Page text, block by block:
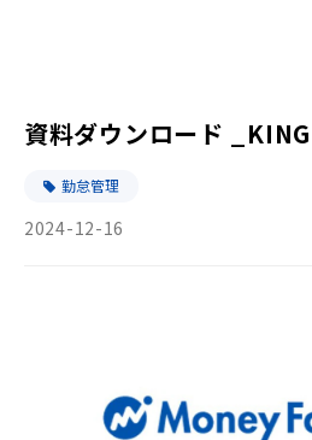
資料ダウンロード
勤怠管理
2024-12-16